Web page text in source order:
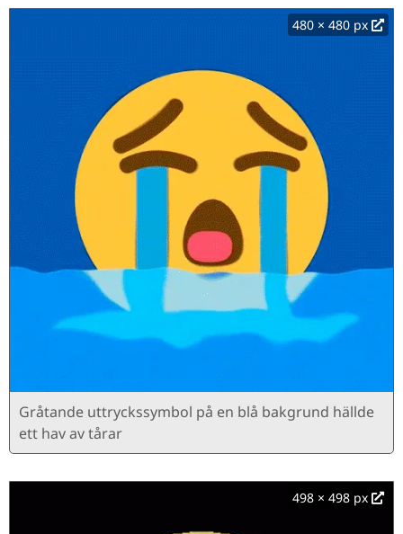
480 × 480 px
Gråtande uttryckssymbol på en blå bakgrund hällde
ett hav av tårar
498 × 498 px